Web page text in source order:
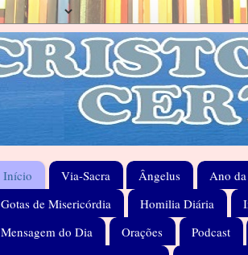
Início Via-Sacra Ângelus Ano
Gotas de Misericórdia
Homilia Diária
Mensagem do Dia
Orações Podcast